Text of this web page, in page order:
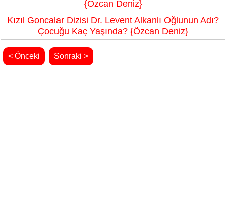
{Özcan Deniz}
Kızıl Goncalar Dizisi Dr. Levent Alkanlı Oğlunun Adı?
Çocuğu Kaç Yaşında? {Özcan Deniz}
< Önceki Sonraki >